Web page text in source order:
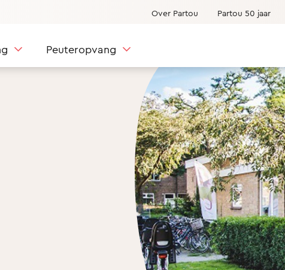
Over Partou Partou 50 jaar
Peuteropvang